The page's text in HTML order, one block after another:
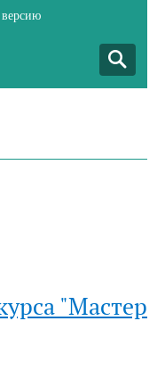
"Мастер